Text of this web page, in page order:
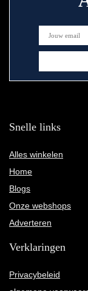
Snelle links
Alles winkelen
Home
Blogs
Onze webshops
Adverteren
Verklaringen
Privacybeleid